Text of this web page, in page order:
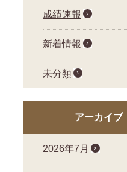
成績速報
新着情報
未分類
アーカイブ
2026年7月